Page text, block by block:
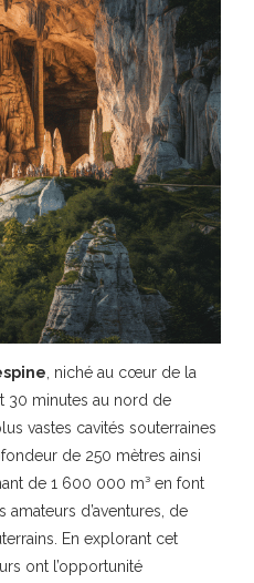
, niché au cœur de la
30 minutes au nord de
vastes cavités souterraines
de 250 mètres ainsi
de 1 600 000 m³ en font
d’aventures, de
En explorant cet
ont l’opportunité